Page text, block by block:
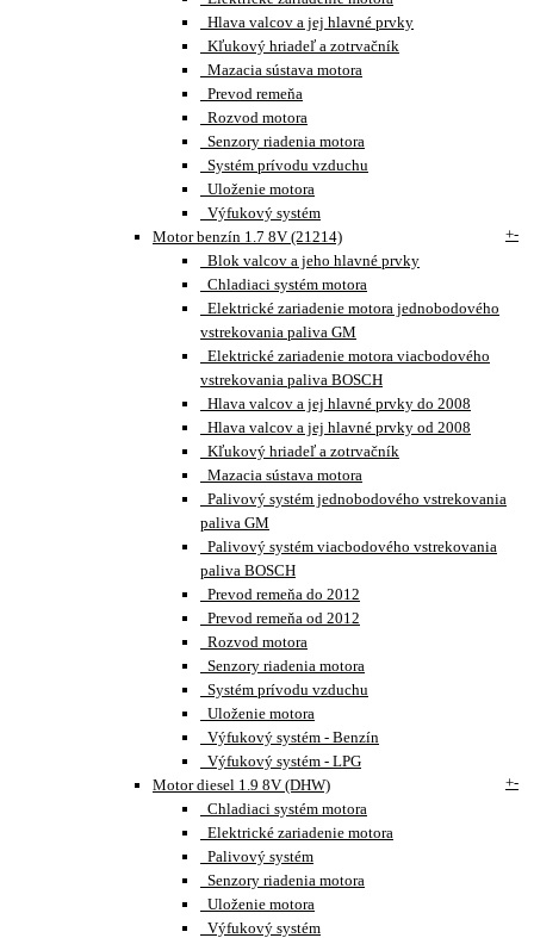
Hlava valcov a jej hlavné prvky
Kľukový hriadeľ a zotrvačník
Mazacia sústava motora
Prevod remeňa
Rozvod motora
Senzory riadenia motora
Systém prívodu vzduchu
Uloženie motora
Výfukový systém
Motor benzín 1.7 8V (21214)
+-
Blok valcov a jeho hlavné prvky
Chladiaci systém motora
Elektrické zariadenie motora jednobodového
vstrekovania paliva GM
Elektrické zariadenie motora viacbodového
vstrekovania paliva BOSCH
Hlava valcov a jej hlavné prvky do 2008
Hlava valcov a jej hlavné prvky od 2008
Kľukový hriadeľ a zotrvačník
Mazacia sústava motora
Palivový systém jednobodového vstrekovania
paliva GM
Palivový systém viacbodového vstrekovania
paliva BOSCH
Prevod remeňa do 2012
Prevod remeňa od 2012
Rozvod motora
Senzory riadenia motora
Systém prívodu vzduchu
Uloženie motora
Výfukový systém - Benzín
Výfukový systém - LPG
Motor diesel 1.9 8V (DHW)
+-
Chladiaci systém motora
Elektrické zariadenie motora
Palivový systém
Senzory riadenia motora
Uloženie motora
Výfukový systém